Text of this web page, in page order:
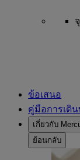
ข้อเสนอ
คู่มือการเดิ
เกี่ยวกับ
ย้อนกลับ